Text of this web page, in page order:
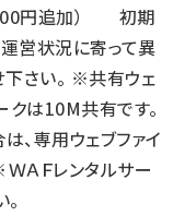
円追加） 初期
営状況に寄って異
下さい。 ※共有ウェ
クは10M共有です。
、専用ウェブファイ
ＡＦレンタルサー